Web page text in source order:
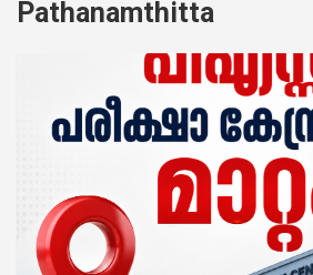
Pathanamthitta